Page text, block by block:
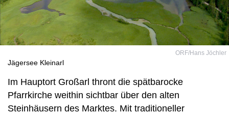
ORF/Hans Jöchler
Jägersee Kleinarl
Im Hauptort Großarl thront die spätbarocke
Pfarrkirche weithin sichtbar über den alten
Steinhäusern des Marktes. Mit traditioneller